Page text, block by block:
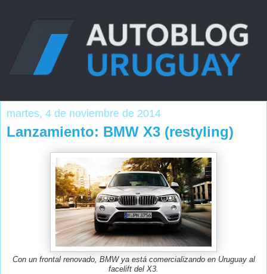
martes, 4 de noviembre de 2014
Lanzamiento: BMW X3 (restyling)
Con un frontal renovado, BMW ya está comercializando en Uruguay al
facelift del X3.